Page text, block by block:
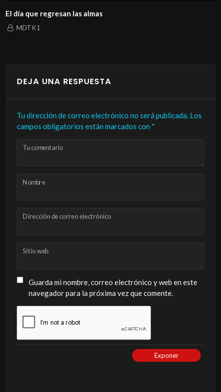
El día que regresan las almas
MDTK1
DEJA UNA RESPUESTA
Tu dirección de correo electrónico no será publicada. Los
campos obligatorios están marcados con *
Tu comentario
Nombre
Dirección de correo electrónico
Sitio web
Guarda mi nombre, correo electrónico y web en este
navegador para la próxima vez que comente.
Exponer